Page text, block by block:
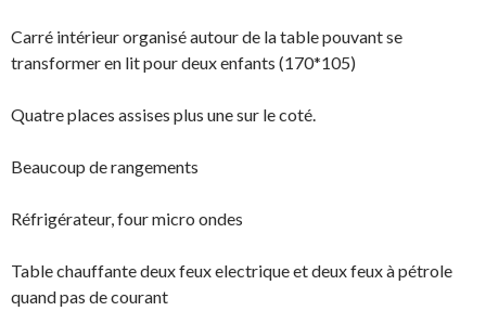
Carré intérieur organisé autour de la table pouvant se
transformer en lit pour deux enfants (170*105)
Quatre places assises plus une sur le coté.
Beaucoup de rangements
Réfrigérateur, four micro ondes
Table chauffante deux feux electrique et deux feux à pétrole
quand pas de courant